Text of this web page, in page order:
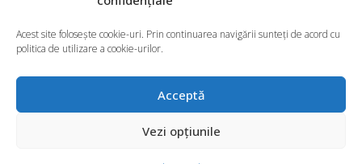
Acest site folosește cookie-uri. Prin continuarea navigării sunteți de acord cu
politica de utilizare a cookie-urilor.
Acceptă
Vezi opțiunile
FEL PRINCIPAL
| SALATE
Search for:
©2026 Da' voi ce mâncați Alexandră?